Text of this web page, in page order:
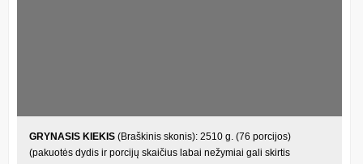
GRYNASIS KIEKIS (Braškinis skonis): 2510 g. (76 porcijos)
(pakuotės dydis ir porcijų skaičius labai nežymiai gali skirtis